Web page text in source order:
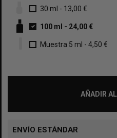
30 ml - 13,00 €
100 ml - 24,00 €
Muestra 5 ml - 4,50 €
AÑADIR
ENVÍO ESTÁNDAR